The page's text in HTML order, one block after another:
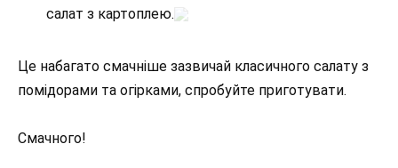
салат з картоплею.
Це набагато смачніше зазвичай класичного салату з
помідорами та огірками, спробуйте приготувати.
Смачного!